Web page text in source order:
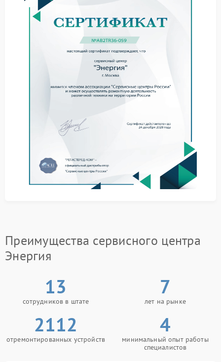
Сбой передачи данных может быть связан с
кабелем, портом или внутренними компонентами.
Иногда проблема возникает из-за программных
Энергия с заменой поврежденных элементов и
настройкой соединения.
Практические советы
Перед обращением к специалистам можно
Проверить кабель подключения и разъем;
Перезапустить программу и устройство;
Помощь специалистов
Когда связь не восстанавливается, стоит обратиться
в сервис Энергия. Специалисты выполнят
Надежный сервисный центр Энергия работает с
подобными задачами и располагает необходимым
и вернуть устройству стабильную работу без
повторных сбоев связи.
Преимущества сервисного центра
Энергия
13
сотрудников в штате
7
лет на рынке
2112
отремонтированных устройств
4
минимальный опыт работы
специалистов